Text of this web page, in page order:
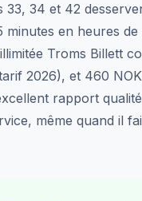
33, 34 et 42
minutes en heures de
Troms Billett
2026), et 460
rapport
même quand il